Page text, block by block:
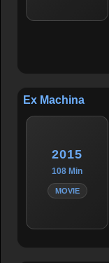
Ex Machina
2015
108 Min
MOVIE